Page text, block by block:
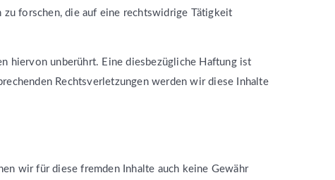
forschen, die auf eine rechtswidrige Tätigkeit
hiervon unberührt. Eine diesbezügliche Haftung ist
Rechtsverletzungen werden wir diese Inhalte
wir für diese fremden Inhalte auch keine Gewähr